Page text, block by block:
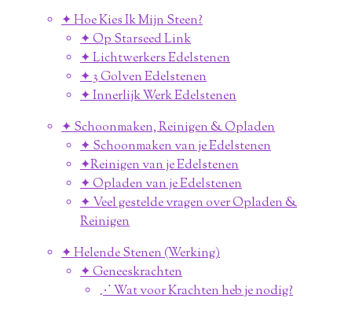
✦ Hoe Kies Ik Mijn Steen?
✦ Op Starseed Link
✦ Lichtwerkers Edelstenen
✦ 3 Golven Edelstenen
✦ Innerlijk Werk Edelstenen
✦ Schoonmaken, Reinigen & Opladen
✦ Schoonmaken van je Edelstenen
✦Reinigen van je Edelstenen
✦ Opladen van je Edelstenen
✦ Veel gestelde vragen over Opladen &
Reinigen
✦ Helende Stenen (Werking)
✦ Geneeskrachten
⋰ Wat voor Krachten heb je nodig?